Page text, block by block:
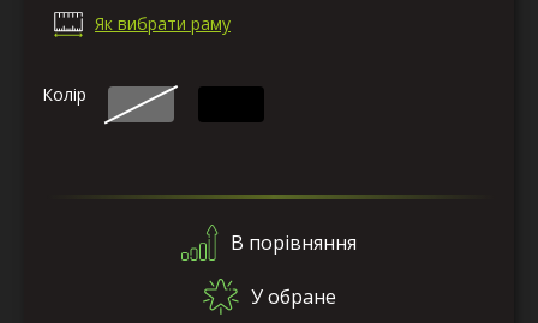
Як вибрати раму
Колір
В порівняння
У обране